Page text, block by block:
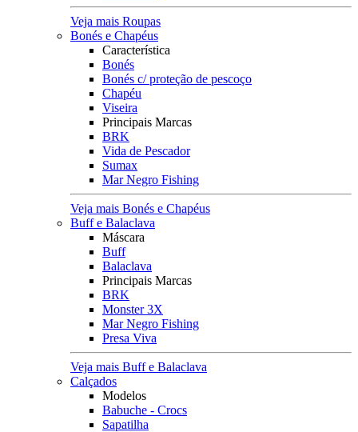
Veja mais Roupas
Bonés e Chapéus
Característica
Bonés
Bonés c/ proteção de pescoço
Chapéu
Viseira
Principais Marcas
BRK
Vida de Pescador
Sumax
Mar Negro Fishing
Veja mais Bonés e Chapéus
Buff e Balaclava
Máscara
Buff
Balaclava
Principais Marcas
BRK
Monster 3X
Mar Negro Fishing
Presa Viva
Veja mais Buff e Balaclava
Calçados
Modelos
Babuche - Crocs
Sapatilha